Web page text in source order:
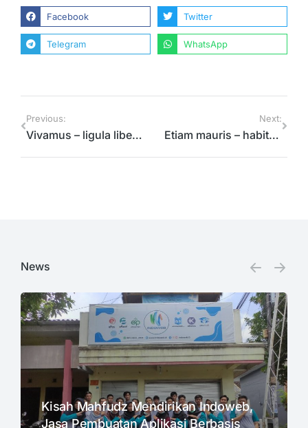
Facebook Twitter
Telegram WhatsApp
Previous:
Vivamus – ligula libero nulla dolor amet
Next:
Etiam mauris – habitant morbi tristique senectus dolor
News
Kisah Mahfudz Mendirikan Indoweb,
Jasa Pembuatan Aplikasi Berbasis